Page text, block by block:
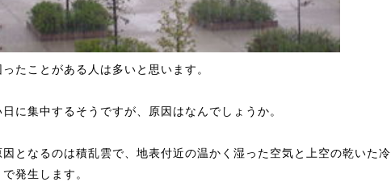
たことがある人は多いと思います。
に集中するそうですが、原因はなんでしょうか。
となるのは積乱雲で、地表付近の温かく湿った空気と上空の乾いた冷
発生します。